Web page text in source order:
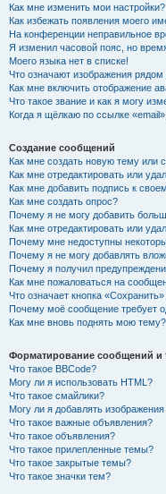
Как мне изменить мои настройки?
Как избежать появления моего
На конференции неправильное
Я изменил часовой пояс, но
Моего языка нет в списке!
Что означают изображения
Как мне включить отображение
Что такое звание и как я могу
Когда я щёлкаю по ссылке
Создание сообщений
Как мне создать новую тему или
Как мне отредактировать или
Как мне добавить подпись к
Как мне создать опрос?
Почему я не могу добавить
Как мне отредактировать или
Почему мне недоступны
Почему я не могу добавлять
Почему я получил
Как мне пожаловаться на
Что означает кнопка
Почему моё сообщение требует
Как мне вновь поднять мою тему?
Форматирование сообщений и
Что такое BBCode?
Могу ли я использовать HTML?
Что такое смайлики?
Могу ли я добавлять
Что такое важные объявления?
Что такое объявления?
Что такое прилепленные темы?
Что такое закрытые темы?
Что такое значки тем?